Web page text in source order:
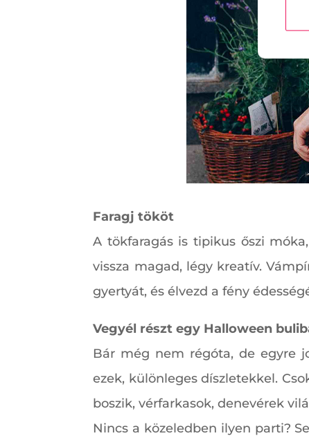
Faragj tököt
A tökfaragás is tipikus őszi
vissza magad, légy kreatív.
gyertyát, és élvezd a fény
Vegyél részt egy Halloween
Bár még nem régóta, de egyre
ezek, különleges díszletekkel.
boszik, vérfarkasok, denevérek
Nincs a közeledben ilyen parti?